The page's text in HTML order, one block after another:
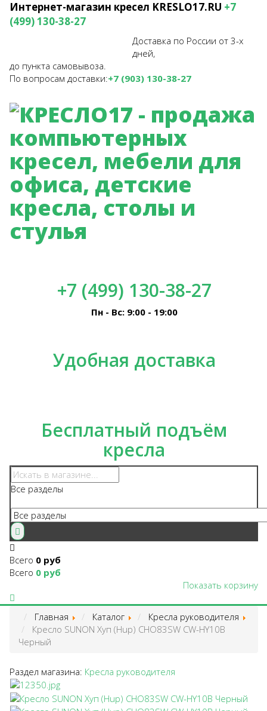
Интернет-магазин кресел KRESLO17.RU +7
(499) 130-38-27
Доставка по России от 3-х
дней,
до пункта самовывоза.
По вопросам доставки:+7 (903) 130-38-27
+7 (499) 130-38-27
Пн - Вс: 9:00 - 19:00
Удобная доставка
Бесплатный подъём
кресла
Все разделы
Всего 0 руб
Всего 0 руб
Показать корзину
Главная Каталог
Кресла руководителя
Кресло SUNON Хуп (Hup) CHO83SW CW-HY10B
Черный
Раздел магазина: Кресла руководителя